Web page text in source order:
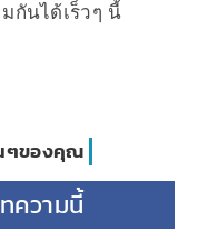
กันได้เร็วๆ นี้
ๆของคุณ